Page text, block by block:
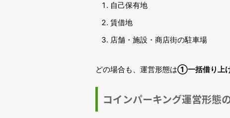
自己保有地
賃借地
店舗・施設・商店街の駐車場
どの場合も、運営形態は①一括借り上
コインパーキング運営形態